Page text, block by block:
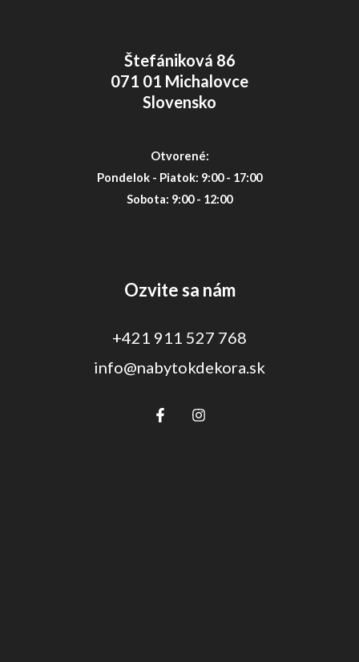
Štefániková 86
071 01 Michalovce
Slovensko
Otvorené:
Pondelok - Piatok: 9:00 - 17:00
Sobota: 9:00 - 12:00
Ozvite sa nám
+421 911 527 768
info@nabytokdekora.sk